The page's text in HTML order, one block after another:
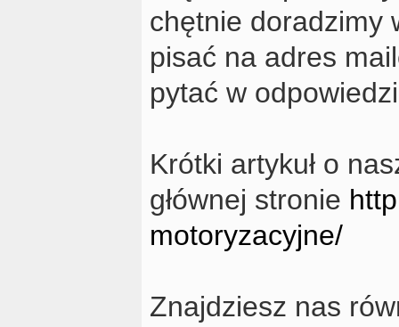
chętnie doradzimy
pisać na adres
pytać w
Krótki artykuł o
głównej stronie
motoryzacyjne/
Znajdziesz nas